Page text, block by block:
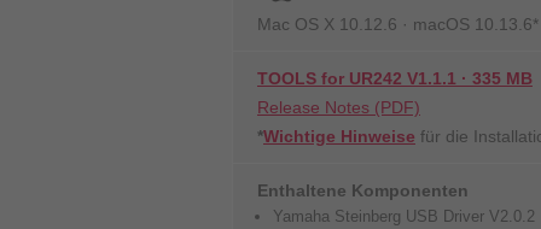
Mac OS X 10.12.6 · macOS
TOOLS for UR242 V1.1.1 · 335 MB
Release Notes (PDF)
*Wichtige Hinweise für die
Enthaltene Komponenten
Yamaha Steinberg USB Driver V2.0.2